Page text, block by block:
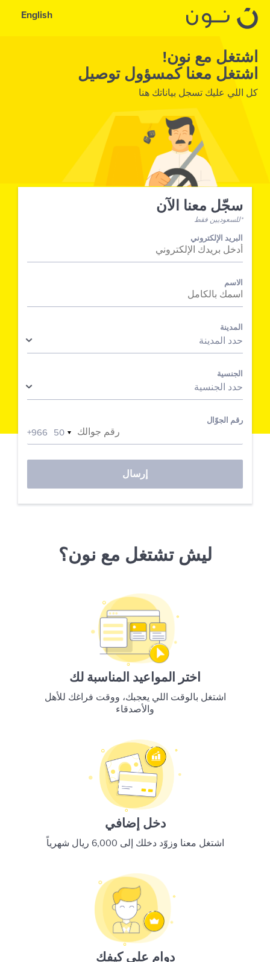
English
اشتغل مع نون!
اشتغل معنا كمسؤول توصيل
كل اللي عليك تسجل بياناتك هنا
سجّل معنا الآن
*للسعوديين فقط
البريد الإلكتروني
الاسم
المدينة
حدد المدينة
الجنسية
حدد الجنسية
رقم الجوّال
+966 50
إرسال
ليش تشتغل مع نون؟
اختر المواعيد المناسبة لك
اشتغل بالوقت اللي يعجبك، ووقت فراغك للأهل
والأصدقاء
دخل إضافي
اشتغل معنا وزوّد دخلك إلى 6,000 ريال شهرياً
دوام على كيفك